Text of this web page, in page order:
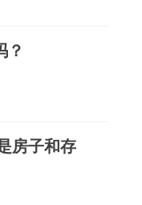
？
房子和存